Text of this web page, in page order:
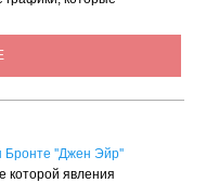
Бронте ''Джен Эйр''
которой явления